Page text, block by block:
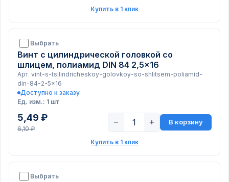
Купить в 1 клик
Выбрать
Винт с цилиндрической головкой со
шлицем, полиамид DIN 84 2,5x16
Арт. vint-s-tsilindricheskoy-golovkoy-so-shlitsem-poliamid-
din-84-2-5x16
Доступно к заказу
Ед. изм.: 1 шт
5,49 ₽
6,10 ₽
− + В корзину
Купить в 1 клик
Выбрать